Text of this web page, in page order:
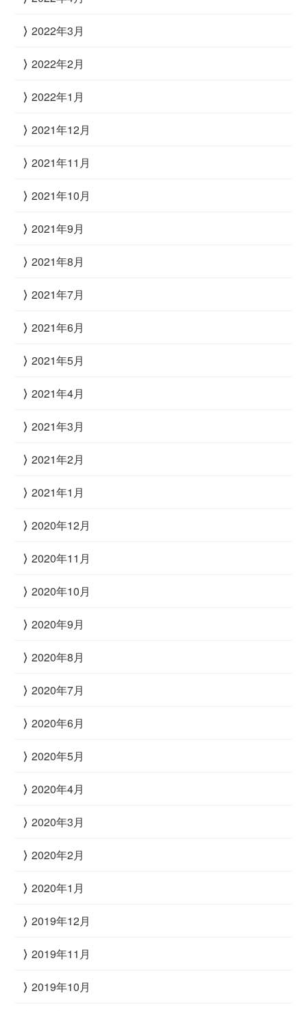
2022年3月
2022年2月
2022年1月
2021年12月
2021年11月
2021年10月
2021年9月
2021年8月
2021年7月
2021年6月
2021年5月
2021年4月
2021年3月
2021年2月
2021年1月
2020年12月
2020年11月
2020年10月
2020年9月
2020年8月
2020年7月
2020年6月
2020年5月
2020年4月
2020年3月
2020年2月
2020年1月
2019年12月
2019年11月
2019年10月